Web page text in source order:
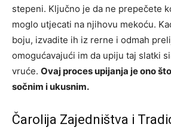
stepeni. Ključno je da ne prepečete
moglo utjecati na njihovu mekoću.
boju, izvadite ih iz rerne i odmah
omogućavajući im da upiju taj slatki
vruće. Ovaj proces upijanja je ono
sočnim i ukusnim.
Čarolija Zajedništva i